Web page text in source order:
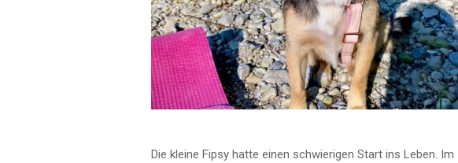
Die kleine Fipsy hatte einen schwierigen Start ins Leben.